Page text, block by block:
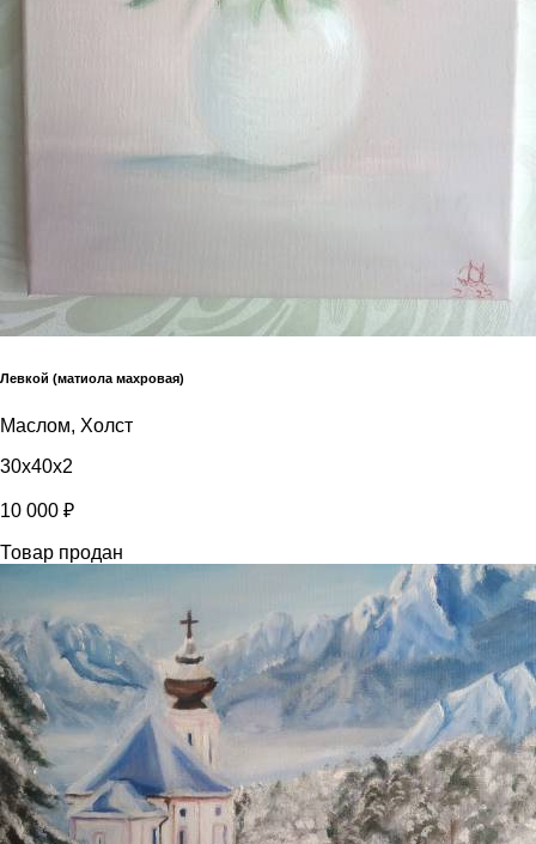
Левкой (матиола махровая)
Маслом, Холст
30x40x2
10 000 ₽
Товар продан